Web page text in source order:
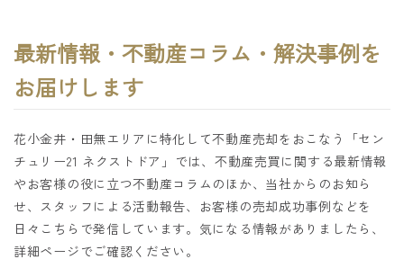
最新情報・不動産コラム・解決事例を
お届けします
花小金井・田無エリアに特化して不動産売却をおこなう「セン
チュリー21 ネクストドア」では、不動産売買に関する最新情報
やお客様の役に立つ不動産コラムのほか、当社からのお知ら
せ、スタッフによる活動報告、お客様の売却成功事例などを
日々こちらで発信しています。気になる情報がありましたら、
詳細ページでご確認ください。